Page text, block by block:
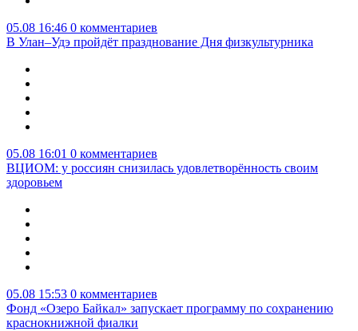
05.08 16:46 0 комментариев
В Улан–Удэ пройдёт празднование Дня физкультурника
05.08 16:01 0 комментариев
ВЦИОМ: у россиян снизилась удовлетворённость своим
здоровьем
05.08 15:53 0 комментариев
Фонд «Озеро Байкал» запускает программу по сохранению
краснокнижной фиалки